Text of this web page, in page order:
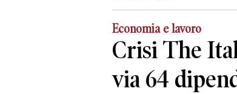
Economia e lavoro
Crisi The
via 64